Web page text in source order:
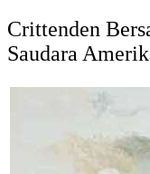
Crittenden
Saudara